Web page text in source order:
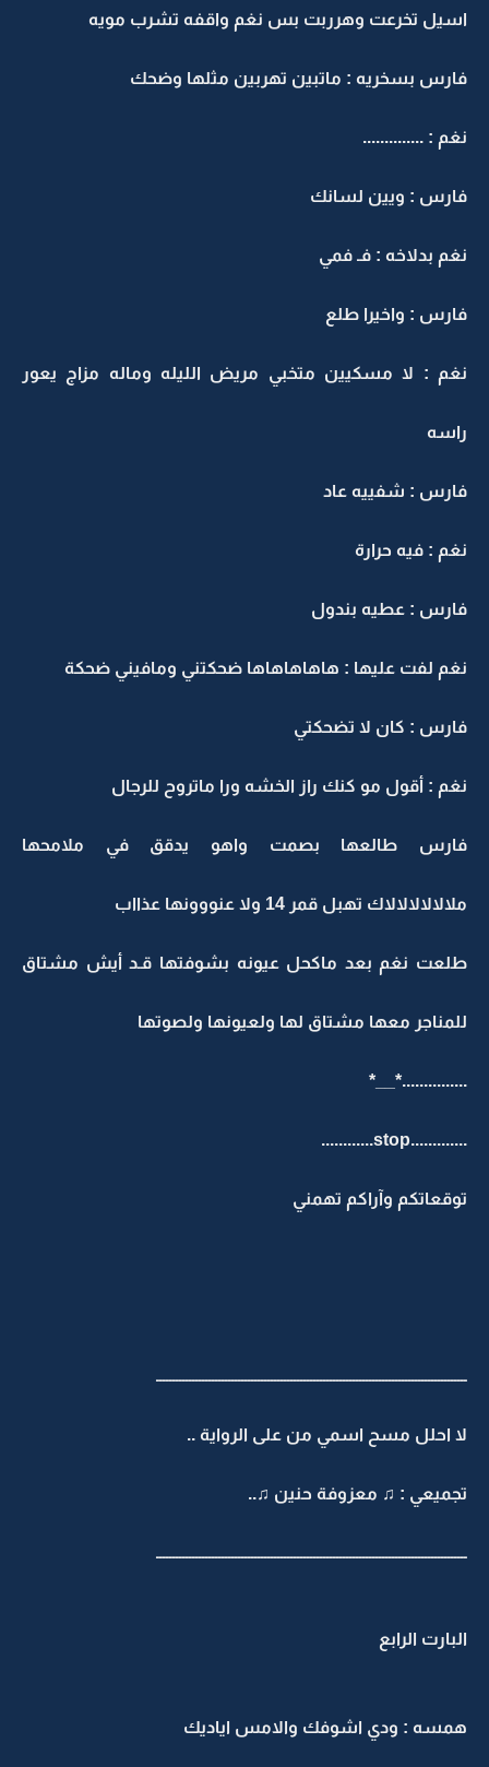
اسيل تخرعت وهرربت بس نغم واقفه تشرب مويه
فارس بسخريه : ماتبين تهربين مثلها وضحك
نغم : ..............
فارس : ويين لسانك
نغم بدلاخه : فـ فمي
فارس : واخيرا طلع
نغم : لا مسكيين متخبي مريض الليله وماله مزاج يعور
راسه
فارس : شفييه عاد
نغم : فيه حرارة
فارس : عطيه بندول
نغم لفت عليها : هاهاهاهاها ضحكتني ومافيني ضحكة
فارس : كان لا تضحكتي
نغم : أقول مو كنك راز الخشه ورا ماتروح للرجال
فارس طالعها بصمت واهو يدقق في ملامحها
ملالالالالالاك تهبل قمر 14 ولا عنووونها عذااب
طلعت نغم بعد ماكحل عيونه بشوفتها قـد أيش مشتاق
للمناجر معها مشتاق لها ولعيونها ولصوتها
...............*__*
.............stop............
توقعاتكم وآراكم تهمني
ـــــــــــــــــــــــــــــــــــــــــــــــــــــــــــــــــــــــــــــــــــــــــــــــ
لا احلل مسح اسمي من على الرواية ..
تجميعي : ♫ معزوفة حنين ♫..
ـــــــــــــــــــــــــــــــــــــــــــــــــــــــــــــــــــــــــــــــــــــــــــــــ
البارت الرابع
همسه : ودي اشوفك والامس اياديك